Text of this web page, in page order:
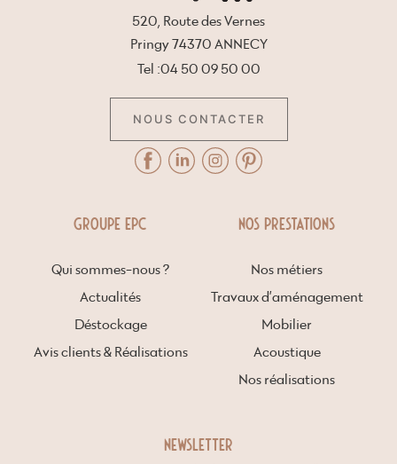
520, Route des Vernes
Pringy 74370 ANNECY
Tel :04 50 09 50 00
NOUS CONTACTER
GROUPE EPC
Qui sommes-nous ?
Actualités
Déstockage
Avis clients & Réalisations
NOS PRESTATIONS
Nos métiers
Travaux d’aménagement
Mobilier
Acoustique
Nos réalisations
NEWSLETTER